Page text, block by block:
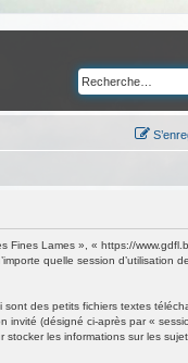
Fines Lames », « https://
quelle session d’utilisation
des petits fichiers textes
invité (désigné ci-après par «
les informations sur les